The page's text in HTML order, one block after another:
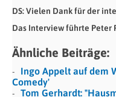
DS: Vielen Dank für der
Das Interview führte Peter
Ähnliche Beiträge:
Ingo Appelt auf dem
Comedy'
Tom Gerhardt: